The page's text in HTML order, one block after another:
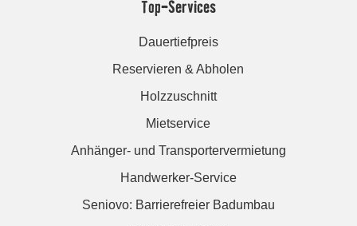
Top-Services
Dauertiefpreis
Reservieren & Abholen
Holzzuschnitt
Mietservice
Anhänger- und Transportervermietung
Handwerker-Service
Seniovo: Barrierefreier Badumbau